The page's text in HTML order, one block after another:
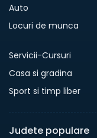
Auto
Locuri de munca
Servicii-Cursuri
Casa si gradina
Sport si timp liber
Judete populare